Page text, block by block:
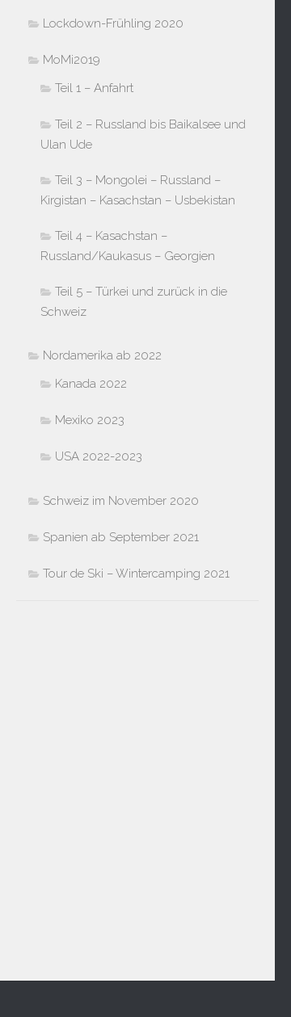
Lockdown-Frühling 2020
MoMi2019
Teil 1 – Anfahrt
Teil 2 – Russland bis Baikalsee und
Ulan Ude
Teil 3 – Mongolei – Russland –
Kirgistan – Kasachstan – Usbekistan
Teil 4 – Kasachstan –
Russland/Kaukasus – Georgien
Teil 5 – Türkei und zurück in die
Schweiz
Nordamerika ab 2022
Kanada 2022
Mexiko 2023
USA 2022-2023
Schweiz im November 2020
Spanien ab September 2021
Tour de Ski – Wintercamping 2021